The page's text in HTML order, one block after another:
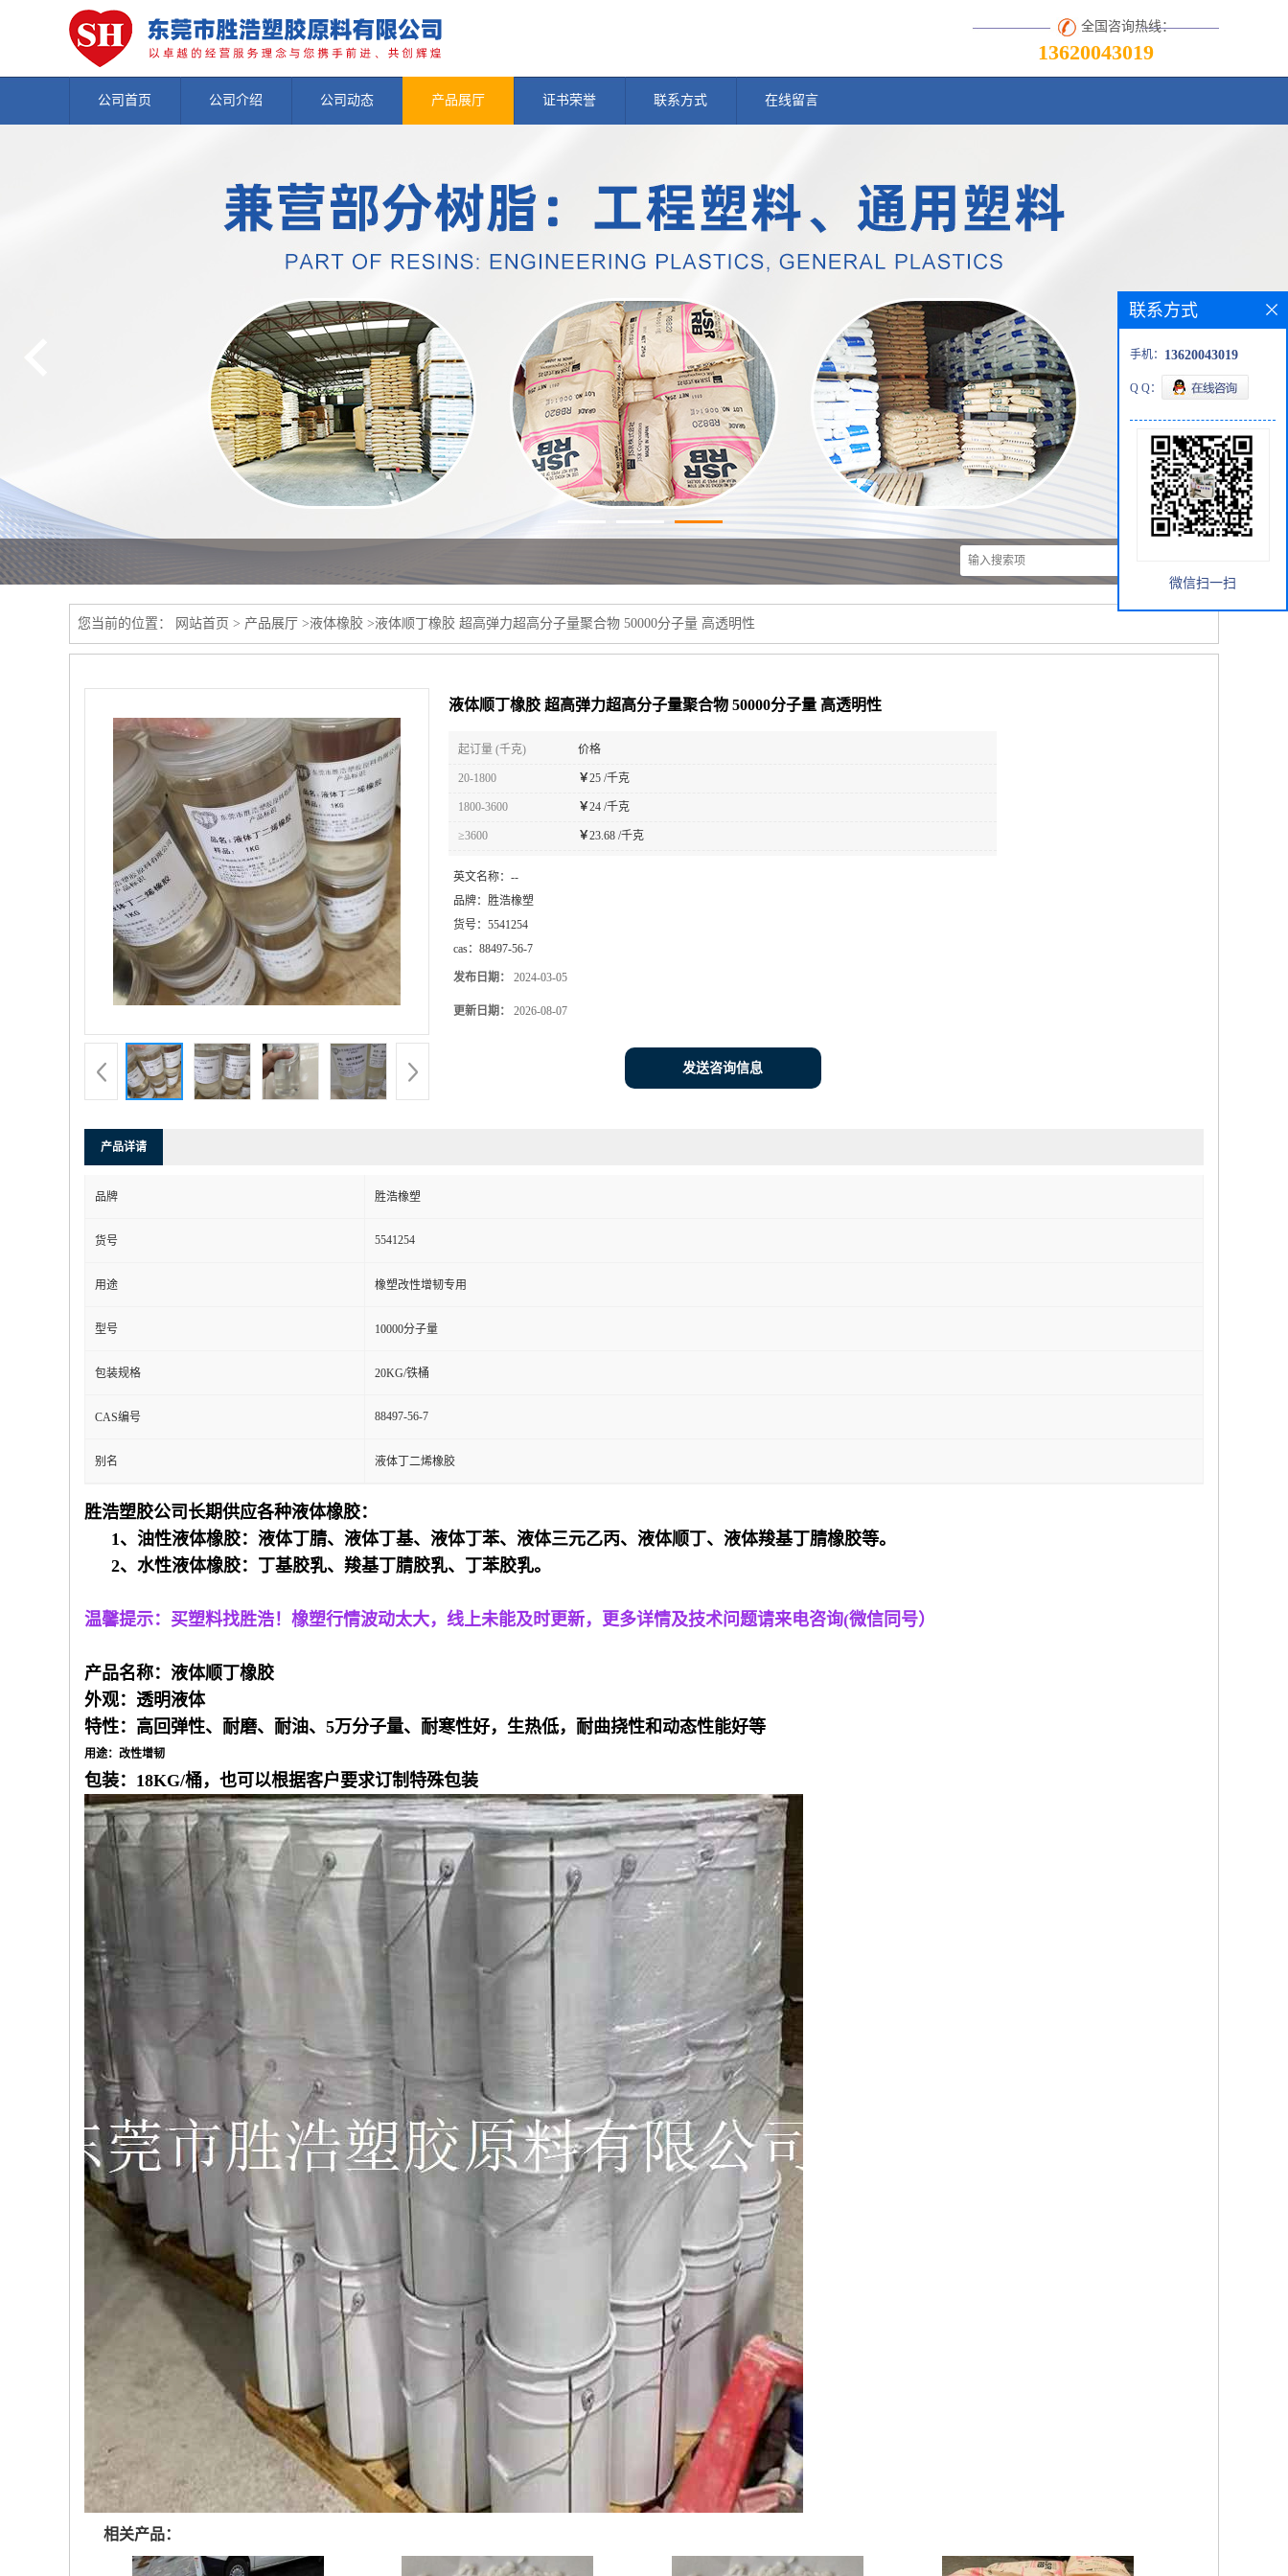
全国咨询热线：
13620043019
公司首页 公司介绍 公司动态 产品展厅 证书荣誉 联系方式 在线留言
您当前的位置： 网站首页 > 产品展厅 >液体橡胶 >液体顺丁橡胶 超高弹力超高分子量聚合物 50000分子量 高透明性
液体顺丁橡胶 超高弹力超高分子量聚合物 50000分子量 高透明性
起订量 (千克) 价格
20-1800 ￥25 /千克
1800-3600 ￥24 /千克
≥3600 ￥23.68 /千克
英文名称： --
品牌： 胜浩橡塑
货号： 5541254
cas： 88497-56-7
发布日期： 2024-03-05
更新日期： 2026-08-07
发送咨询信息
产品详请
品牌 胜浩橡塑
货号 5541254
用途 橡塑改性增韧专用
型号 10000分子量
包装规格 20KG/铁桶
CAS编号 88497-56-7
别名 液体丁二烯橡胶
胜浩塑胶公司长期供应各种液体橡胶：
1、油性液体橡胶：液体丁腈、 液体丁基、 液体丁苯、 液体三元乙丙、 液体顺丁、 液体羧基丁腈橡胶等。
2、水性液体橡胶：丁基胶乳、羧基丁腈胶乳、丁苯胶乳。
温馨提示：买塑料找胜浩！橡塑行情波动太大，线上未能及时更新，更多详情及技术问题请来电咨询(微信同号）
产品名称：液体顺丁橡胶
外观：透明液体
特性：高回弹性、耐磨、耐油、5万分子量、 耐寒性好，生热低，耐曲挠性和动态性能好等
用途：改性增韧
包装：18KG/桶，也可以根据客户要求订制特殊包装
相关产品：
联系方式
手机： 13620043019
Q Q：
微信扫一扫